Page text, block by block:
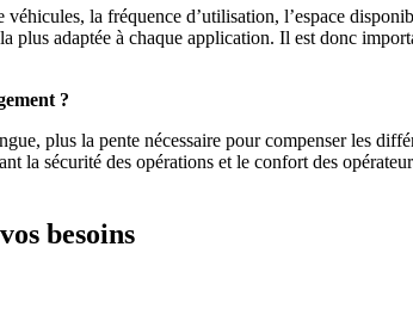
la fréquence d’utilisation, l’espace
la plus adaptée à chaque application. Il est donc
?
plus la pente nécessaire pour compenser les
la sécurité des opérations et le confort des
besoins